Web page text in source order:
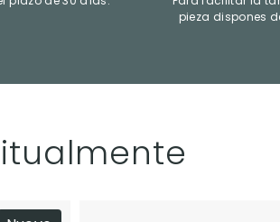
pieza dispones